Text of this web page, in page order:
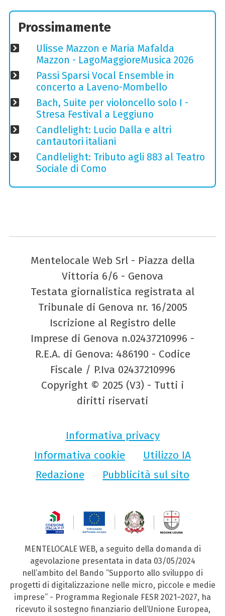
Prossimamente
Ulisse Mazzon e Maria Mafalda
Mazzon - LagoMaggioreMusica 2026
Passi Sparsi Vocal Ensemble in
concerto a Laveno-Mombello
Bach, Suite per violoncello solo I -
Stresa Festival a Leggiuno
Candlelight: Lucio Dalla e altri
cantautori italiani
Candlelight: Tributo agli 883 al Teatro
Sociale di Como
Mentelocale Web Srl - Piazza della
Vittoria 6/6 - Genova
Testata giornalistica registrata al
Tribunale di Genova nr. 16/2005
Iscrizione al Registro delle
Imprese di Genova n.02437210996 -
R.E.A. di Genova: 486190 - Codice
Fiscale / P.Iva 02437210996
Copyright © 2025 (V3) - Tutti i
diritti riservati
Informativa privacy
Informativa cookie
Utilizzo IA
Redazione
Pubblicità sul sito
MENTELOCALE WEB, a seguito della domanda di
agevolazione presentata in data 03/05/2024
nell’ambito del Bando “Supporto allo sviluppo di
progetti di digitalizzazione nelle micro, piccole e medie
imprese” - Programma Regionale FESR 2021–2027, ha
ricevuto il sostegno finanziario dell’Unione Europea,